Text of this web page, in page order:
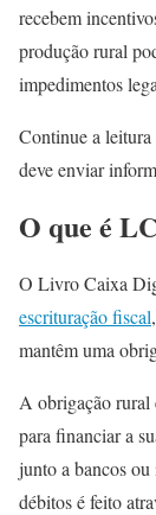
recebem
produção rural
impedimentos
Continue a
deve enviar
O que é
O Livro Caixa
escrituração fiscal
mantêm uma
A obrigação
para financiar a
junto a bancos
débitos é feito